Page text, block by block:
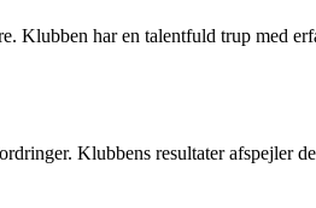
har en talentfuld trup med
Klubbens resultater afspejler